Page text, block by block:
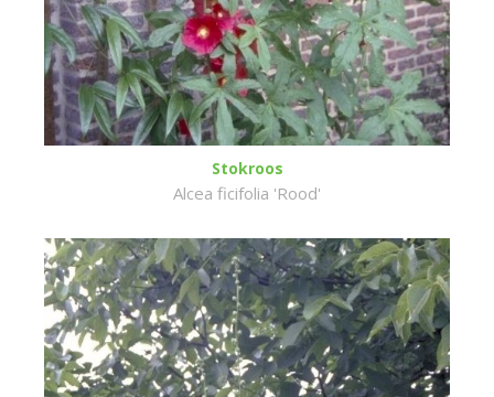
Stokroos
Alcea ficifolia 'Rood'